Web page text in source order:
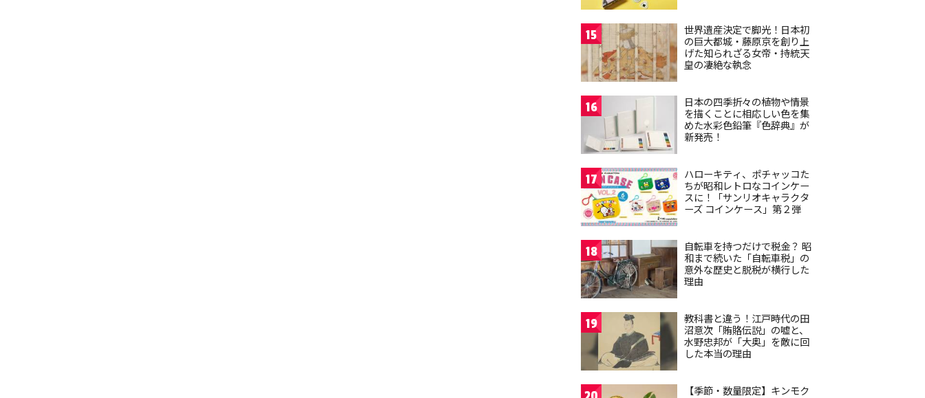
15
世界遺産決定で脚光！日本初
の巨大都城・藤原京を創り上
げた知られざる女帝・持統天
皇の凄絶な執念
16
日本の四季折々の植物や情景
を描くことに相応しい色を集
めた水彩色鉛筆『色辞典』が
新発売！
17
ハローキティ、ポチャッコた
ちが昭和レトロなコインケー
スに！「サンリオキャラクタ
ーズ コインケース」第２弾
18
自転車を持つだけで税金？ 昭
和まで続いた「自転車税」の
意外な歴史と脱税が横行した
理由
19
教科書と違う！江戸時代の田
沼意次「賄賂伝説」の嘘と、
水野忠邦が「大奥」を敵に回
した本当の理由
【季節・数量限定】キンモク